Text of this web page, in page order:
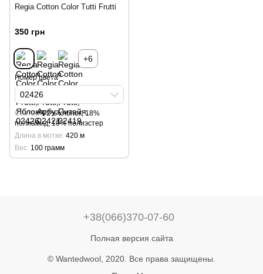
Regia Cotton Color Tutti Frutti
350 грн
+6
Номер цвета
02426
Cостав 72% хлопок, 18%
полиамид, 10% полиэстер
Длина в мотке 420 м
Вес 100 грамм
+38(066)370-07-60
Полная версия сайта
© Wantedwool, 2020. Все права защищены.